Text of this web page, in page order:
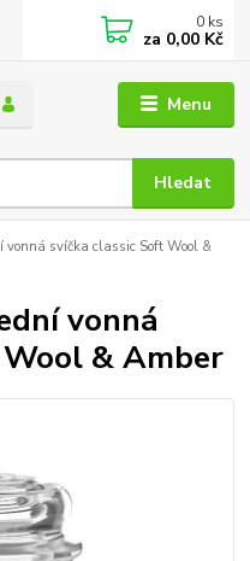
Menu
Hledat
0 ks
za 0,00 Kč
vonná svíčka classic Soft Wool &
vonná
& Amber